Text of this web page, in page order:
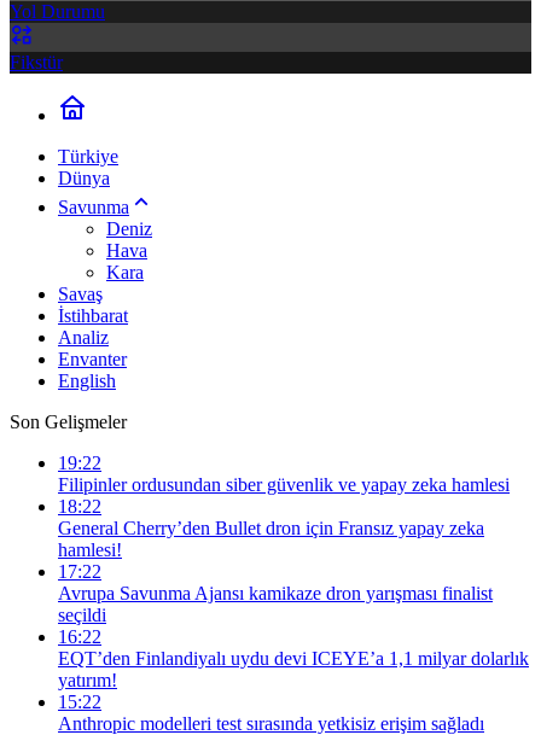
Yol Durumu
Fikstür
Türkiye
Dünya
Savunma
Deniz
Hava
Kara
Savaş
İstihbarat
Analiz
Envanter
English
Son Gelişmeler
19:22
Filipinler ordusundan siber güvenlik ve yapay zeka hamlesi
18:22
General Cherry’den Bullet dron için Fransız yapay zeka
hamlesi!
17:22
Avrupa Savunma Ajansı kamikaze dron yarışması finalist
seçildi
16:22
EQT’den Finlandiyalı uydu devi ICEYE’a 1,1 milyar dolarlık
yatırım!
15:22
Anthropic modelleri test sırasında yetkisiz erişim sağladı